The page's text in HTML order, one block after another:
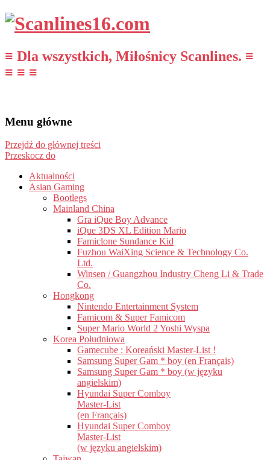
≡ Dla wszystkich, Miłośnicy Scanlines. ≡
≡ ≡ ≡
Menu główne
Przejdź do głównej treści
Przeskocz do
Aktualności
Asian Gaming
Bootlegs
Mainland China
Gra iQue Boy Advance
iQue 3DS XL Edition Mario
Famiclone Sundance Kid
Fuzhou WaiXing Science & Technology Co.
Ltd.
Winsen / Guangzhou Industry Cheng Li & Trade
Co.
Hongkong
Nintendo Entertainment System
Famicom & Super Famicom
Super Mario World 2 Yoshi Wyspa
Korea Południowa
Gamecube : Koreański Master-List !
Samsung Super Gam * boy (en Français)
Samsung Super Gam * boy (w języku
angielskim)
Hyundai Super Comboy
Master-List
(en Français)
Hyundai Super Comboy
Master-List
(w języku angielskim)